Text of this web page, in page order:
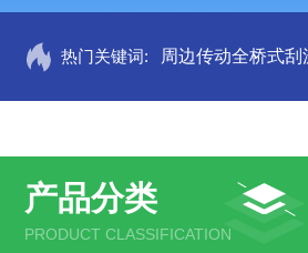
热门关键词: 周边传动全桥式刮
产品分类
PRODUCT CLASSIFICATION